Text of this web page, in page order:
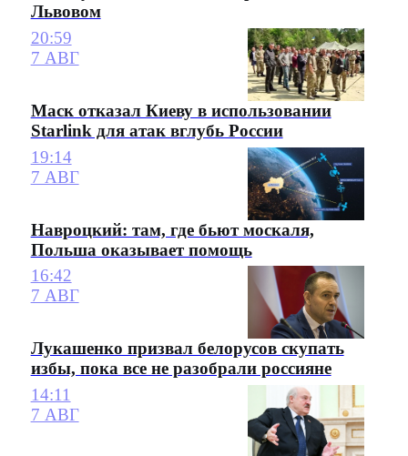
Львовом
20:59
7 АВГ
Маск отказал Киеву в использовании
Starlink для атак вглубь России
19:14
7 АВГ
Навроцкий: там, где бьют москаля,
Польша оказывает помощь
16:42
7 АВГ
Лукашенко призвал белорусов скупать
избы, пока все не разобрали россияне
14:11
7 АВГ